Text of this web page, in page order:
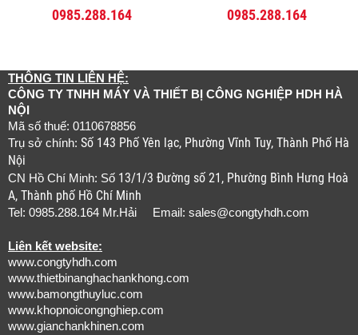
0985.288.164 0985.288.164
THÔNG TIN LIÊN HỆ:
CÔNG TY TNHH MÁY VÀ THIẾT BỊ CÔNG NGHIỆP HDH HÀ
NỘI
Mã số thuế: 0110678856
Trụ sở chính: Số 143 Phố Yên lạc, Phường Vĩnh Tuy, Thành Phố Hà
Nội
CN Hồ Chí Minh: Số 13/1/3 Đường số 21, Phường Bình Hưng Hoà
A, Thành phố Hồ Chí Minh
Tel: 0985.288.164 Mr.Hải Email: sales@congtyhdh.com
Liên kết website:
www.congtyhdh.com
www.thietbinanghachankhong.com
www.bamongthuyluc.com
www.khopnoicongnghiep.com
www.gianchankhinen.com